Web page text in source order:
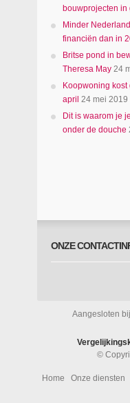
bouwprojecten in
Minder
financiën dan in
Britse pond in
Theresa May 24
Koopwoning
april 24 mei 2019
Dit is waarom je
onder de douche
ONZE
Aangesloten bij
©
Home Onze diensten